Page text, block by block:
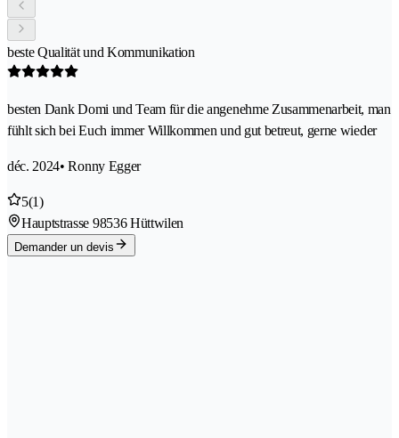
beste Qualität und Kommunikation
besten Dank Domi und Team für die angenehme Zusammenarbeit, man
fühlt sich bei Euch immer Willkommen und gut betreut, gerne wieder
déc. 2024• Ronny Egger
5(1)
Hauptstrasse 98536 Hüttwilen
Demander un devis